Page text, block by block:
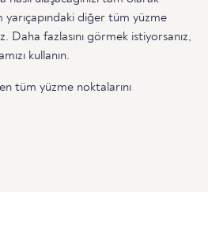
yarıçapındaki diğer tüm yüzme
Daha fazlasını görmek istiyorsanız,
kullanın.
tüm yüzme noktalarını